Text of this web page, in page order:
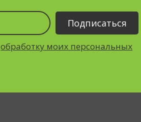
обработку моих персональных